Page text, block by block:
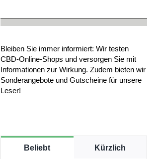
Bleiben Sie immer informiert: Wir testen
CBD-Online-Shops und versorgen Sie mit
Informationen zur Wirkung. Zudem bieten wir
Sonderangebote und Gutscheine für unsere
Leser!
Beliebt Kürzlich